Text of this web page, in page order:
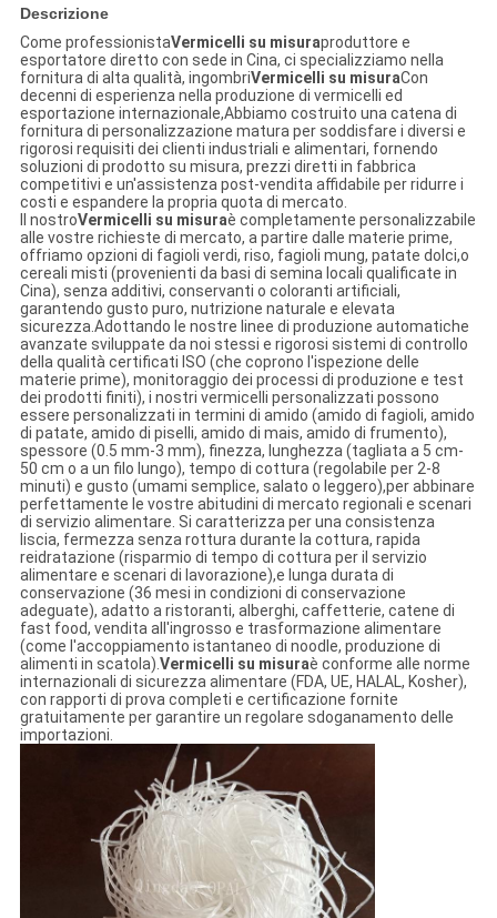
Descrizione
Come professionistaVermicelli su misuraproduttore e
esportatore diretto con sede in Cina, ci specializziamo nella
fornitura di alta qualità, ingombriVermicelli su misuraCon
decenni di esperienza nella produzione di vermicelli ed
esportazione internazionale,Abbiamo costruito una catena di
fornitura di personalizzazione matura per soddisfare i diversi e
rigorosi requisiti dei clienti industriali e alimentari, fornendo
soluzioni di prodotto su misura, prezzi diretti in fabbrica
competitivi e un'assistenza post-vendita affidabile per ridurre i
costi e espandere la propria quota di mercato.
Il nostroVermicelli su misuraè completamente personalizzabile
alle vostre richieste di mercato, a partire dalle materie prime,
offriamo opzioni di fagioli verdi, riso, fagioli mung, patate dolci,o
cereali misti (provenienti da basi di semina locali qualificate in
Cina), senza additivi, conservanti o coloranti artificiali,
garantendo gusto puro, nutrizione naturale e elevata
sicurezza.Adottando le nostre linee di produzione automatiche
avanzate sviluppate da noi stessi e rigorosi sistemi di controllo
della qualità certificati ISO (che coprono l'ispezione delle
materie prime), monitoraggio dei processi di produzione e test
dei prodotti finiti), i nostri vermicelli personalizzati possono
essere personalizzati in termini di amido (amido di fagioli, amido
di patate, amido di piselli, amido di mais, amido di frumento),
spessore (0.5 mm-3 mm), finezza, lunghezza (tagliata a 5 cm-
50 cm o a un filo lungo), tempo di cottura (regolabile per 2-8
minuti) e gusto (umami semplice, salato o leggero),per abbinare
perfettamente le vostre abitudini di mercato regionali e scenari
di servizio alimentare. Si caratterizza per una consistenza
liscia, fermezza senza rottura durante la cottura, rapida
reidratazione (risparmio di tempo di cottura per il servizio
alimentare e scenari di lavorazione),e lunga durata di
conservazione (36 mesi in condizioni di conservazione
adeguate), adatto a ristoranti, alberghi, caffetterie, catene di
fast food, vendita all'ingrosso e trasformazione alimentare
(come l'accoppiamento istantaneo di noodle, produzione di
alimenti in scatola).Vermicelli su misuraè conforme alle norme
internazionali di sicurezza alimentare (FDA, UE, HALAL, Kosher),
con rapporti di prova completi e certificazione fornite
gratuitamente per garantire un regolare sdoganamento delle
importazioni.